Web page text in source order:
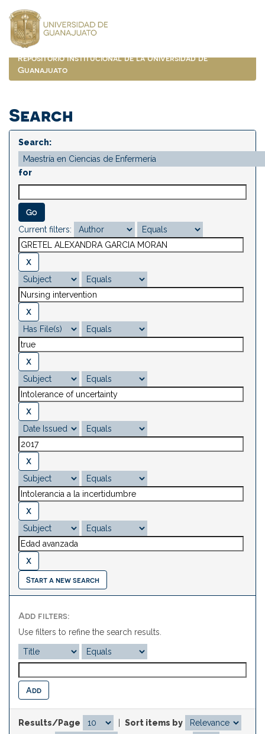
navigation
Repositorio Institucional de la Universidad de
Guanajuato
Search
Search:
for
Current filters:
Start a new search
Add filters:
Use filters to refine the search results.
Results/Page
Sort items by